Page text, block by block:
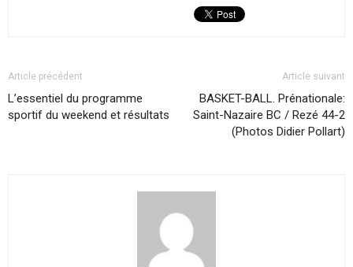
Article précédent
L’essentiel du programme
sportif du weekend et résultats
Article suivant
BASKET-BALL. Prénationale:
Saint-Nazaire BC / Rezé 44-2
(Photos Didier Pollart)